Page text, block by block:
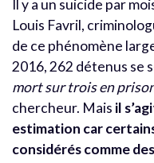
Il y a un suicide par
Louis Favril,
de ce phénomène
2016, 262 détenus se
mort sur trois en
chercheur. Mais il
estimation car
considérés comme